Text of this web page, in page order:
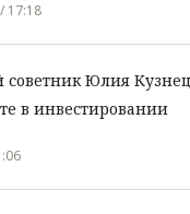
17:18
Юлия
в инвестировании